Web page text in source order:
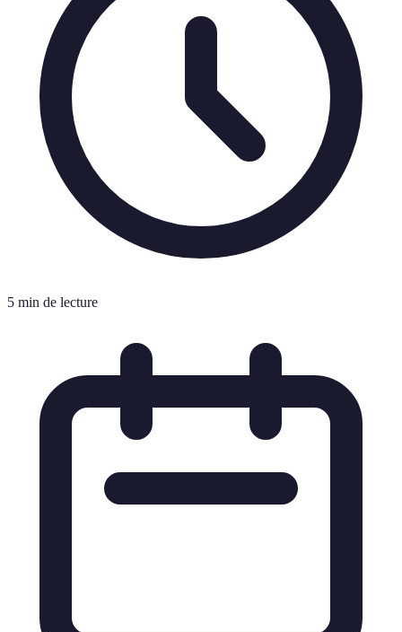
5 min de lecture